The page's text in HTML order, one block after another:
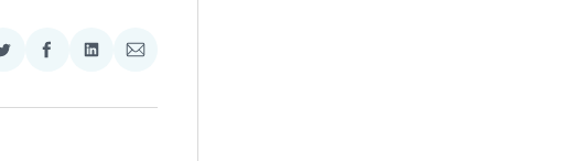
Zdieľať
Twitter
Zdieľať
Facebooku
Zdieľať
LinkedIne
Zdieľať
E-